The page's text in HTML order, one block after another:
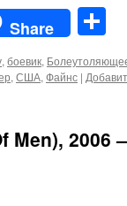
Share
, боевик,
, США, Файнс |
Men), 2006